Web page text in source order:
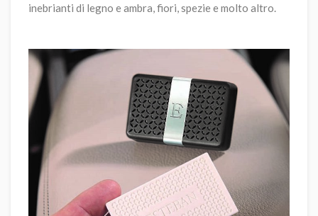
inebrianti di legno e ambra, fiori, spezie e molto altro.